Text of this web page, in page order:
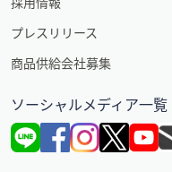
プレスリリース
商品供給会社募集
ソーシャルメディア一覧